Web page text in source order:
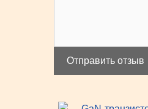
Отправить отзыв